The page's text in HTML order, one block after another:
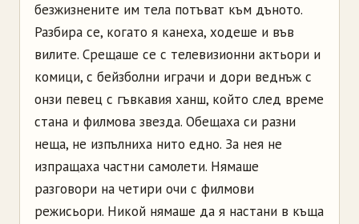
безжизнените им тела потъват към дъното.
Разбира се, когато я канеха, ходеше и във
вилите. Срещаше се с телевизионни актьори и
комици, с бейзболни играчи и дори веднъж с
онзи певец с гъвкавия ханш, който след време
стана и филмова звезда. Обещаха си разни
неща, не изпълниха нито едно. За нея не
изпращаха частни самолети. Нямаше
разговори на четири очи с филмови
режисьори. Никой нямаше да я настани в къща